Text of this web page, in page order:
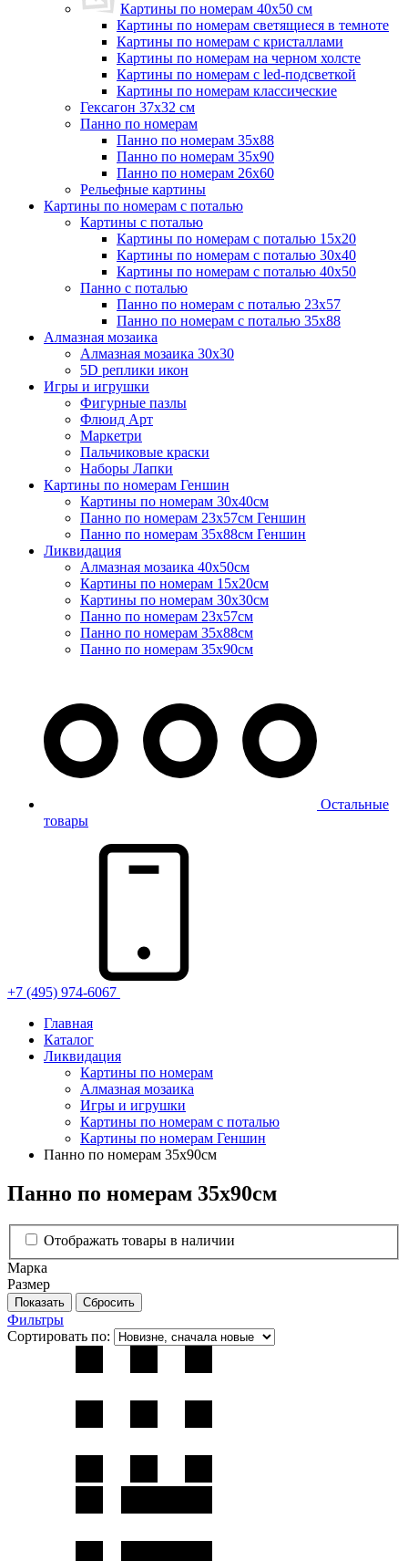
Картины по номерам 40х50 см
Картины по номерам светящиеся в темноте
Картины по номерам с кристаллами
Картины по номерам на черном холсте
Картины по номерам с led-подсветкой
Картины по номерам классические
Гексагон 37х32 см
Панно по номерам
Панно по номерам 35х88
Панно по номерам 35х90
Панно по номерам 26х60
Рельефные картины
Картины по номерам с поталью
Картины с поталью
Картины по номерам с поталью 15х20
Картины по номерам с поталью 30х40
Картины по номерам с поталью 40х50
Панно с поталью
Панно по номерам с поталью 23х57
Панно по номерам с поталью 35х88
Алмазная мозаика
Алмазная мозаика 30х30
5D реплики икон
Игры и игрушки
Фигурные пазлы
Флюид Арт
Маркетри
Пальчиковые краски
Наборы Лапки
Картины по номерам Геншин
Картины по номерам 30х40см
Панно по номерам 23х57см Геншин
Панно по номерам 35х88см Геншин
Ликвидация
Алмазная мозаика 40х50см
Картины по номерам 15х20см
Картины по номерам 30х30см
Панно по номерам 23х57см
Панно по номерам 35х88см
Панно по номерам 35х90см
Остальные
товары
+7 (495) 974-6067
Главная
Каталог
Ликвидация
Картины по номерам
Алмазная мозаика
Игры и игрушки
Картины по номерам с поталью
Картины по номерам Геншин
Панно по номерам 35х90см
Панно по номерам 35х90см
Отображать товары в наличии
Марка
Размер
Фильтры
Сортировать по: